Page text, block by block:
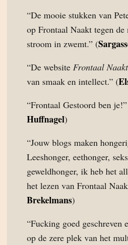
“De mooie stukken van
op Frontaal Naakt tegen de
stroom in zwemt.” (
“De website Frontaal Naakt
van smaak en intellect.” (
“Frontaal Gestoord ben
Huffnagel)
“Jouw blogs maken
Leeshonger, eethonger,
geweldhonger, ik heb het
het lezen van Frontaal
Brekelmans)
“Fucking goed geschreven
op de zere plek van het